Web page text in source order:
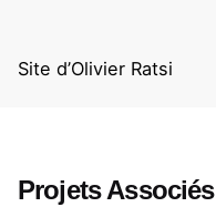
Site d’Olivier Ratsi
Projets Associés